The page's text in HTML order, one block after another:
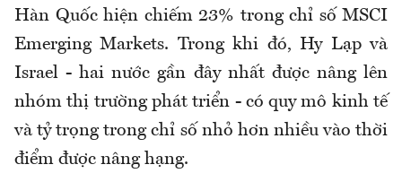
Hàn Quốc hiện chiếm 23% trong chỉ số MSCI
Emerging Markets. Trong khi đó, Hy Lạp và
Israel - hai nước gần đây nhất được nâng lên
nhóm thị trường phát triển - có quy mô kinh tế
và tỷ trọng trong chỉ số nhỏ hơn nhiều vào thời
điểm được nâng hạng.